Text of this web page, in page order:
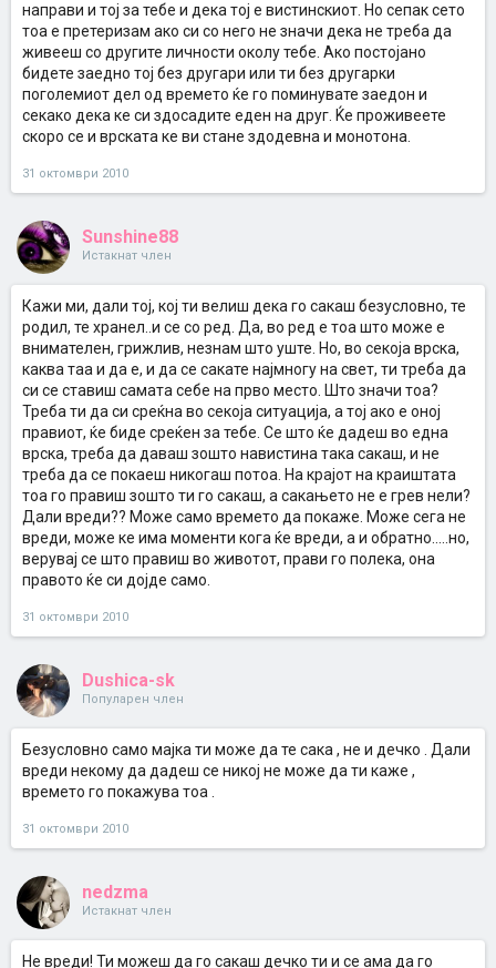
направи и тој за тебе и дека тој е вистинскиот. Но сепак сето
тоа е претеризам ако си со него не значи дека не треба да
живееш со другите личности околу тебе. Ако постојано
бидете заедно тој без другари или ти без другарки
поголемиот дел од времето ќе го поминувате заедон и
секако дека ке си здосадите еден на друг. Ќе проживеете
скоро се и врската ке ви стане здодевна и монотона.
31 октомври 2010
Sunshine88
Истакнат член
Кажи ми, дали тој, кој ти велиш дека го сакаш безусловно, те
родил, те хранел..и се со ред. Да, во ред е тоа што може е
внимателен, грижлив, незнам што уште. Но, во секоја врска,
каква таа и да е, и да се сакате најмногу на свет, ти треба да
си се ставиш самата себе на прво место. Што значи тоа?
Треба ти да си среќна во секоја ситуација, а тој ако е оној
правиот, ќе биде среќен за тебе. Се што ќе дадеш во една
врска, треба да даваш зошто навистина така сакаш, и не
треба да се покаеш никогаш потоа. На крајот на краиштата
тоа го правиш зошто ти го сакаш, а сакањето не е грев нели?
Дали вреди?? Може само времето да покаже. Може сега не
вреди, може ке има моменти кога ќе вреди, а и обратно.....но,
верувај се што правиш во животот, прави го полека, она
правото ќе си дојде само.
31 октомври 2010
Dushica-sk
Популарен член
Безусловно само мајка ти може да те сака , не и дечко . Дали
вреди некому да дадеш се никој не може да ти каже ,
времето го покажува тоа .
31 октомври 2010
nedzma
Истакнат член
Не вреди! Ти можеш да го сакаш дечко ти и се ама да го